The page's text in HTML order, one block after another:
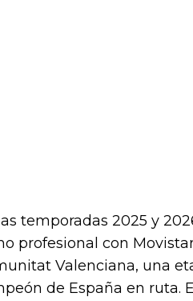
temporadas 2025 y
profesional con
Valenciana, una
de España en ruta.